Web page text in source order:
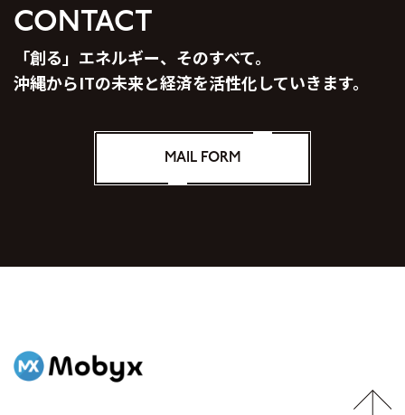
CONTACT
「創る」エネルギー、そのすべて。
沖縄からITの未来と経済を活性化していきます。
MAIL FORM